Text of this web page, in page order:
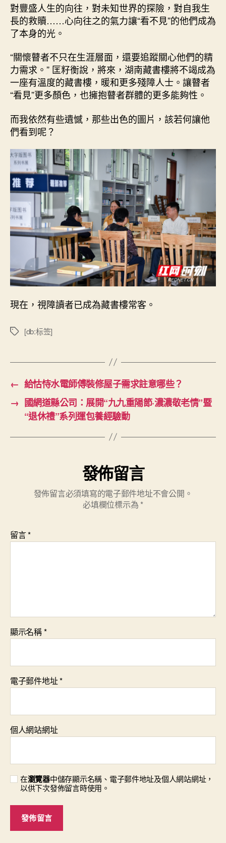
對豐盛人生的向往，對未知世界的探險，對自我生
長的救贖……心向往之的氣力讓“看不見”的他們成為
了本身的光。
“關懷瞽者不只在生涯層面，還要追蹤關心他們的精
力需求。” 匡籽衡說，將來，湖南藏書樓將不竭成為
一座有溫度的藏書樓，暖和更多殘障人士。讓瞽者
“看見”更多顏色，也擁抱瞽者群體的更多能夠性。
而我依然有些遺憾，那些出色的圖片，該若何讓他
們看到呢？
現在，視障讀者已成為藏書樓常客。
標
[db:标签]
← 給怙恃水電師傅裝修屋子需求註意哪些？
→ 國網道縣公司：展開“九九重陽節·濃濃敬老情”暨
“退休禮”系列運包養經驗動
發佈留言
發佈留言必須填寫的電子郵件地址不會公開。
必填欄位標示為 *
留言*
顯示名稱*
電子郵件地址*
個人網站網址
在瀏覽器中儲存顯示名稱、電子郵件地址及個人網站網址，
以供下次發佈留言時使用。